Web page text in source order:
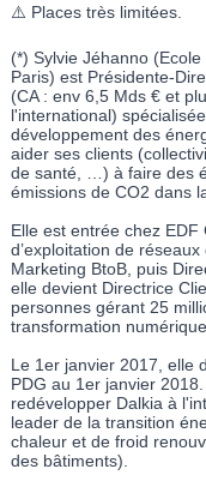
⚠️ Places très limitées.
(*) Sylvie Jéhanno
Paris) est Présidente-
(CA : env 6,5 Mds € et
l'international)
développement des
aider ses clients
de santé, …) à faire des
émissions de CO2 dans
Elle est entrée chez
d’exploitation de
Marketing BtoB, puis
elle devient Directrice
personnes gérant 25
transformation
Le 1er janvier 2017, elle
PDG au 1er janvier
redévelopper Dalkia à
leader de la transition
chaleur et de froid
des bâtiments).